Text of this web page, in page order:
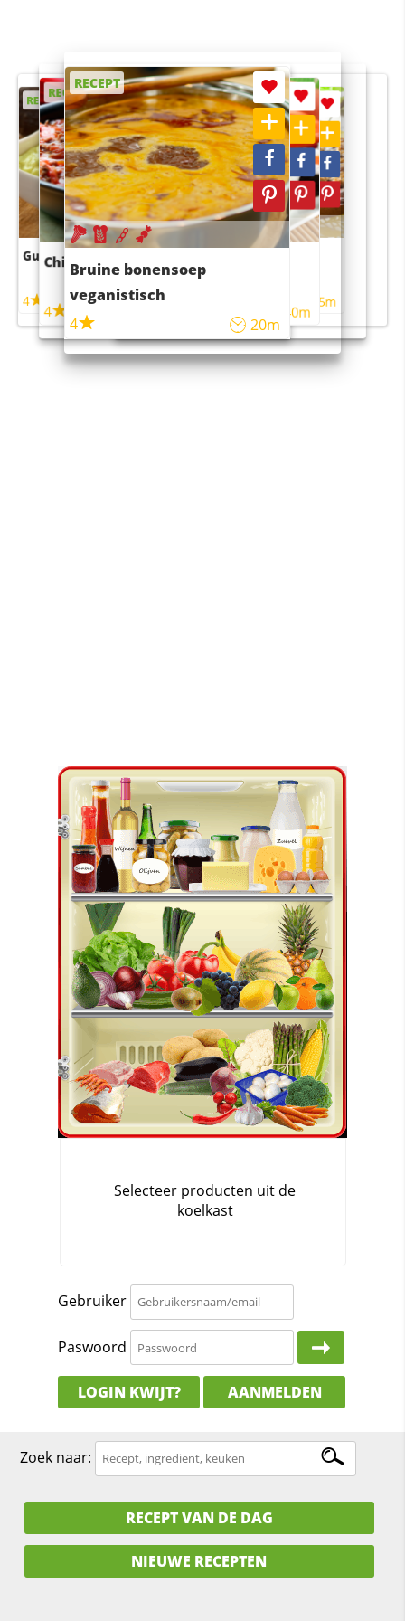
Gebruiker
Paswoord
LOGIN KWIJT? AANMELDEN
RECEPT
Guacamole
4
RECEPT
Chili con carne
4 45m
RECEPT
Bruine bonensoep
veganistisch
4
20m
RECEPT
Sushi rijstsalade
maaltijdsalade
40m
RECEPT
4 55m
Zoek naar:
RECEPT VAN DE DAG
NIEUWE RECEPTEN